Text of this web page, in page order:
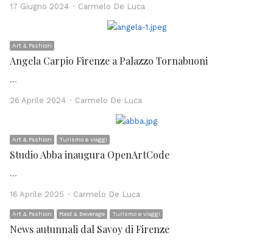
17 Giugno 2024 Author
Carmelo De Luca
Art & Fashion
Angela Carpio Firenze a Palazzo Tornabuoni
…
26 Aprile 2024 Author
Carmelo De Luca
Art & Fashion Turismo e viaggi
Studio Abba inaugura OpenArtCode
…
16 Aprile 2025 Author
Carmelo De Luca
Art & Fashion Food & Beverage Turismo e viaggi
News autunnali dal Savoy di Firenze